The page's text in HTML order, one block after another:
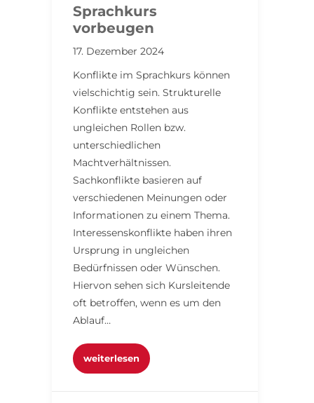
Sprachkurs
vorbeugen
17. Dezember 2024
Konflikte im Sprachkurs können
vielschichtig sein. Strukturelle
Konflikte entstehen aus
ungleichen Rollen bzw.
unterschiedlichen
Machtverhältnissen.
Sachkonflikte basieren auf
verschiedenen Meinungen oder
Informationen zu einem Thema.
Interessenskonflikte haben ihren
Ursprung in ungleichen
Bedürfnissen oder Wünschen.
Hiervon sehen sich Kursleitende
oft betroffen, wenn es um den
Ablauf…
weiterlesen